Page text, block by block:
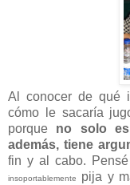
Al conocer de qué
cómo le sacaría
porque no solo
además, tiene
fin y al cabo.
insoportablemente
pija y